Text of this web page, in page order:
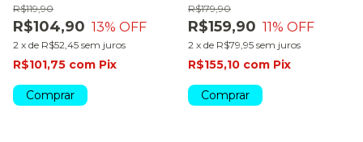
R$104,90
R$119,90
13% OFF
2 x de R$52,45 sem juros
R$101,75 com Pix
Comprar
R$159,90
R$179,90
11% OFF
2 x de R$79,95 sem juros
R$155,10 com Pix
Comprar